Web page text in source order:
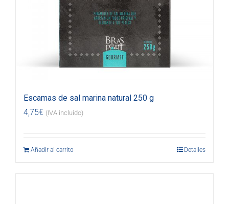
Escamas de sal marina natural 250 g
4,75€ (IVA incluido)
Añadir al carrito Detalles